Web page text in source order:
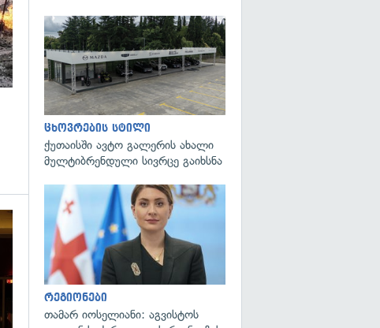
ცხოვრების სტილი
ქუთაისში ავტო გალერის ახალი
მულტიბრენდული სივრცე გაიხსნა
რეგიონები
თამარ იოსელიანი: აგვისტოს